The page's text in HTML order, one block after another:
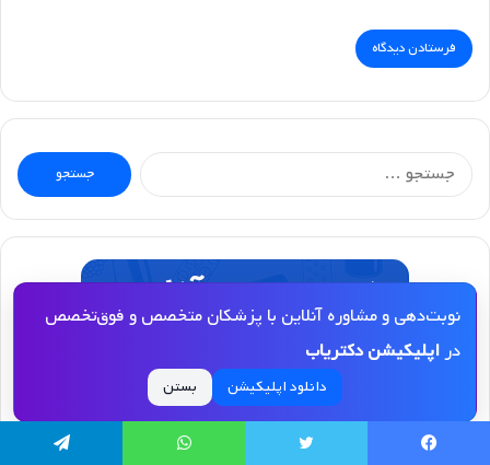
جستجو
برای:
نوبت‌دهی و مشاوره آنلاین با پزشکان متخصص و فوق‌تخصص
دراپلیکیشن دکتریاب
دانلود اپلیکیشن بستن